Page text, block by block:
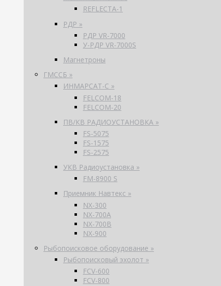
REFLECTA-1
РДР »
РДР VR-7000
У-РДР VR-7000S
Магнетроны
ГМССБ »
ИНМАРСАТ-С »
FELCOM-18
FELCOM-20
ПВ/КВ РАДИОУСТАНОВКА »
FS-5075
FS-1575
FS-2575
УКВ Радиоустановка »
FM-8900 S
Приемник Навтекс »
NX-300
NX-700A
NX-700B
NX-900
Рыбопоисковое оборудование »
Рыбопоисковый эхолот »
FCV-600
FCV-800